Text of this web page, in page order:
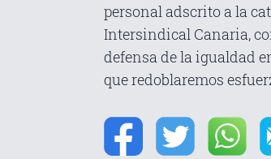
personal adscrito a la
Intersindical Canaria,
defensa de la igualdad
que redoblaremos